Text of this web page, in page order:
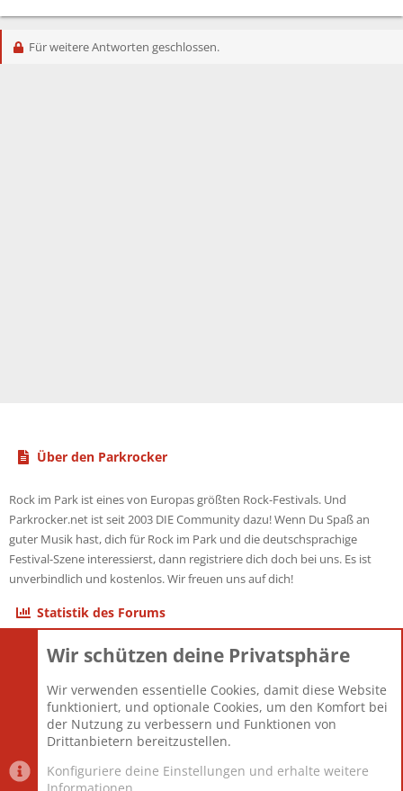
Für weitere Antworten geschlossen.
Über den Parkrocker
Rock im Park ist eines von Europas größten Rock-Festivals. Und
Parkrocker.net ist seit 2003 DIE Community dazu! Wenn Du Spaß an
guter Musik hast, dich für Rock im Park und die deutschsprachige
Festival-Szene interessierst, dann registriere dich doch bei uns. Es ist
unverbindlich und kostenlos. Wir freuen uns auf dich!
Statistik des Forums
Themen
Mitglieder
12.427
Neuestes Mitglied
Berlin
Wir schützen deine Privatsphäre
Wir verwenden essentielle Cookies, damit diese Website
funktioniert, und optionale Cookies, um den Komfort bei
der Nutzung zu verbessern und Funktionen von
Drittanbietern bereitzustellen.
Konfiguriere deine Einstellungen und erhalte weitere